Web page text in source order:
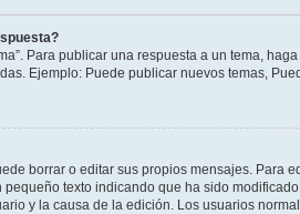
Para publicar una respuesta a un tema,
Ejemplo: Puede publicar nuevos temas,
borrar o editar sus propios mensajes. Para
texto indicando que ha sido
y la causa de la edición. Los usuarios